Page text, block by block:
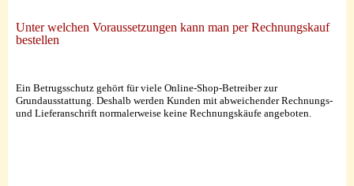
Unter welchen Voraussetzungen kann man per Rechnungskauf
bestellen
Ein Betrugsschutz gehört für viele Online-Shop-Betreiber zur
Grundausstattung. Deshalb werden Kunden mit abweichender Rechnungs-
und Lieferanschrift normalerweise keine Rechnungskäufe angeboten.